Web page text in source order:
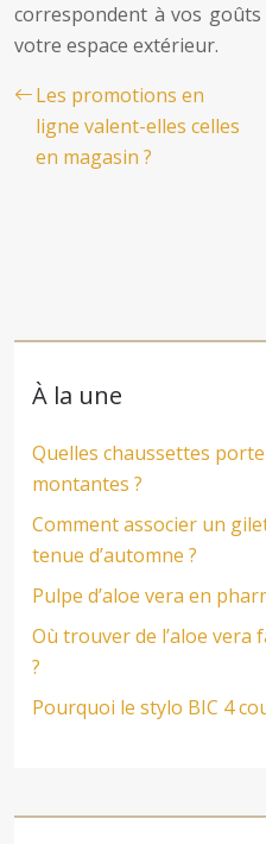
correspondent à vos goûts
votre espace extérieur.
Les promotions en
ligne valent-elles celles
en magasin ?
À la une
Quelles chaussettes
montantes ?
Comment associer un
tenue d’automne ?
Pulpe d’aloe vera en
Où trouver de l’aloe vera
?
Pourquoi le stylo BIC 4